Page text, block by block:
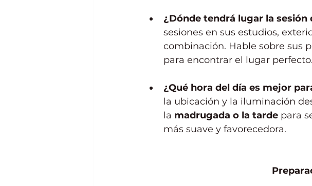
¿Dónde tendrá lugar la sesión
sesiones en sus estudios,
combinación. Hable sobre sus
para encontrar el lugar perfecto.
¿Qué hora del día es mejor
la ubicación y la iluminación
la madrugada o la tarde para
más suave y favorecedora.